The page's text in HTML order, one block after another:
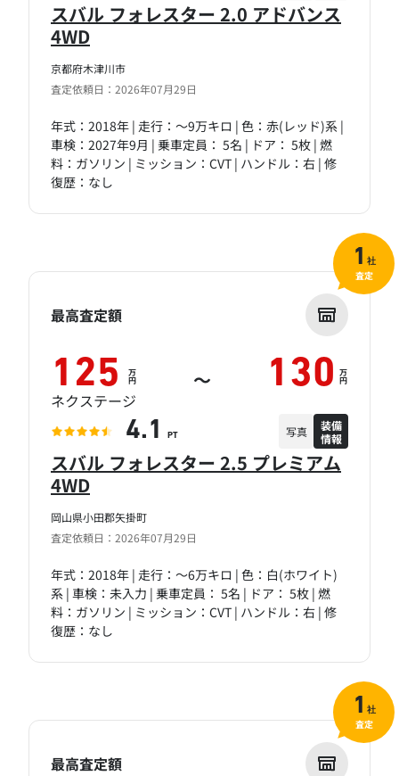
京都府木津川市
査定依頼日：2026年07月29日
スバル フォレスター 2.0 アドバンス
4WD
年式：2018年 | 走行：～9万キロ | 色：赤(レッド)系 |
車検：2027年9月 | 乗車定員： 5名 | ドア： 5枚 | 燃
料：ガソリン | ミッション：CVT | ハンドル：右 | 修
復歴：なし
岡山県小田郡矢掛町
査定依頼日：2026年07月29日
スバル フォレスター 2.5 プレミアム
4WD
年式：2018年 | 走行：～6万キロ | 色：白(ホワイト)
系 | 車検：未入力 | 乗車定員： 5名 | ドア： 5枚 | 燃
料：ガソリン | ミッション：CVT | ハンドル：右 | 修
復歴：なし
最高査定額
125 万
円 ～ 130 万
円
ネクステージ
4.1 PT 写真
装備
情報
1 社
査定
最高査定額
1 社
査定